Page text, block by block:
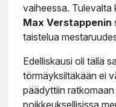
vaiheessa.
Max Verstappenin
taistelua
Edelliskausi oli tällä
törmäyksiltäkään ei
päädyttiin
poikkeuksellisissa